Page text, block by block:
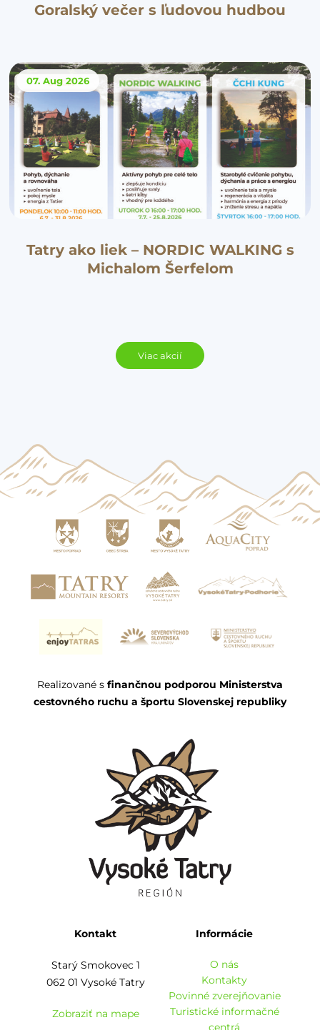
Goralský večer s ľudovou hudbou
07. Aug 2026
Tatry ako liek – NORDIC WALKING s
Michalom Šerfelom
Viac akcií
Realizované s finančnou podporou Ministerstva
cestovného ruchu a športu Slovenskej republiky
Kontakt
Starý Smokovec 1
062 01 Vysoké Tatry
Zobraziť na mape
Informácie
O nás
Kontakty
Povinné zverejňovanie
Turistické informačné